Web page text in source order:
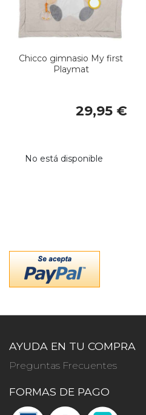
Chicco gimnasio My first
Playmat
29,95 €
No está disponible
AYUDA EN TU COMPRA
Preguntas Frecuentes
FORMAS DE PAGO